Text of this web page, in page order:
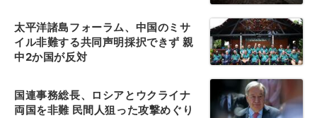
太平洋諸島フォーラム、中国のミサ
イル非難する共同声明採択できず 親
中2か国が反対
国連事務総長、ロシアとウクライナ
両国を非難 民間人狙った攻撃めぐり